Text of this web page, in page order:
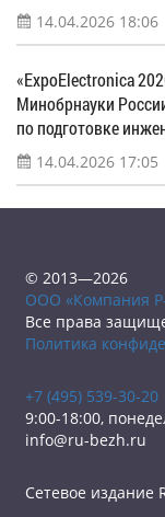
14.04.2026 18:06
«ExpoElectronica
Минобрнауки
по подготовке
14.04.2026 17:05
© 2013—2026
ООО «Компания
Все права
Политика
+7 (495) 539-30-20
9:00-18:00,
info@ru-bezh.ru
Сетевое издание